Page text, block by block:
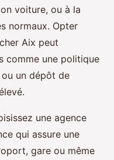
voiture, ou à la
normaux. Opter
Aix peut
comme une politique
un dépôt de
une agence
qui assure une
gare ou même